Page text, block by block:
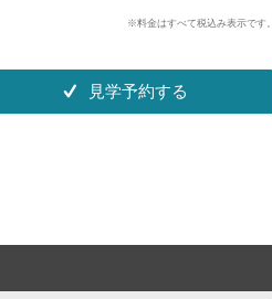
※料金はすべて税込み表示です。
見学予約する